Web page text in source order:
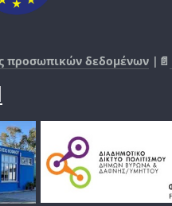
προσωπικών δεδομένων |📄